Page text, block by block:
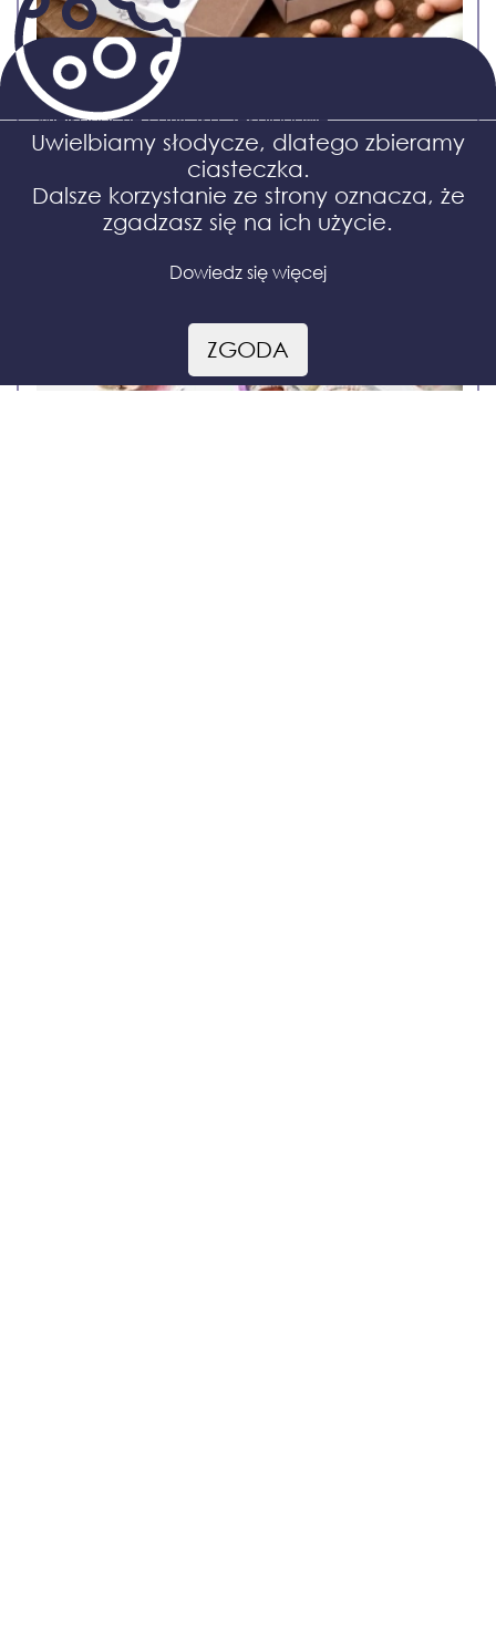
Wielkanocne Patyczki Czekoladowe
Uwielbiamy słodycze, dlatego zbieramy
ciasteczka.
Dalsze korzystanie ze strony oznacza, że
zgadzasz się na ich użycie.
Dowiedz się więcej
ZGODA